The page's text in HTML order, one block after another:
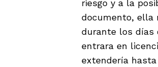
riesgo y a la
documento, ella
durante los días
entrara en
extendería